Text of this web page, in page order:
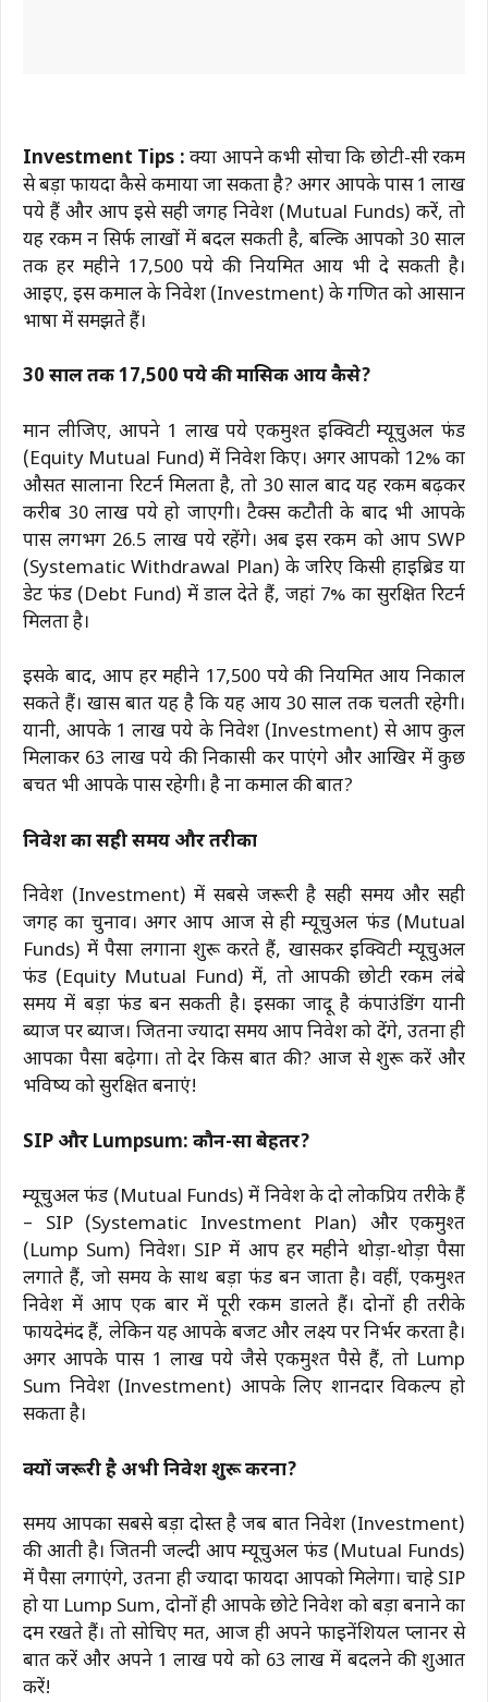
Investment Tips : क्या आपने कभी सोचा कि छोटी-सी रकम
से बड़ा फायदा कैसे कमाया जा सकता है? अगर आपके पास 1 लाख
रुपये हैं और आप इसे सही जगह निवेश (Mutual Funds) करें, तो
यह रकम न सिर्फ लाखों में बदल सकती है, बल्कि आपको 30 साल
तक हर महीने 17,500 रुपये की नियमित आय भी दे सकती है।
आइए, इस कमाल के निवेश (Investment) के गणित को आसान
भाषा में समझते हैं।
30 साल तक 17,500 रुपये की मासिक आय कैसे?
मान लीजिए, आपने 1 लाख रुपये एकमुश्त इक्विटी म्यूचुअल फंड
(Equity Mutual Fund) में निवेश किए। अगर आपको 12% का
औसत सालाना रिटर्न मिलता है, तो 30 साल बाद यह रकम बढ़कर
करीब 30 लाख रुपये हो जाएगी। टैक्स कटौती के बाद भी आपके
पास लगभग 26.5 लाख रुपये रहेंगे। अब इस रकम को आप SWP
(Systematic Withdrawal Plan) के जरिए किसी हाइब्रिड या
डेट फंड (Debt Fund) में डाल देते हैं, जहां 7% का सुरक्षित रिटर्न
मिलता है।
इसके बाद, आप हर महीने 17,500 रुपये की नियमित आय निकाल
सकते हैं। खास बात यह है कि यह आय 30 साल तक चलती रहेगी।
यानी, आपके 1 लाख रुपये के निवेश (Investment) से आप कुल
मिलाकर 63 लाख रुपये की निकासी कर पाएंगे और आखिर में कुछ
बचत भी आपके पास रहेगी। है ना कमाल की बात?
निवेश का सही समय और तरीका
निवेश (Investment) में सबसे जरूरी है सही समय और सही
जगह का चुनाव। अगर आप आज से ही म्यूचुअल फंड (Mutual
Funds) में पैसा लगाना शुरू करते हैं, खासकर इक्विटी म्यूचुअल
फंड (Equity Mutual Fund) में, तो आपकी छोटी रकम लंबे
समय में बड़ा फंड बन सकती है। इसका जादू है कंपाउंडिंग यानी
ब्याज पर ब्याज। जितना ज्यादा समय आप निवेश को देंगे, उतना ही
आपका पैसा बढ़ेगा। तो देर किस बात की? आज से शुरू करें और
भविष्य को सुरक्षित बनाएं!
SIP और Lumpsum: कौन-सा बेहतर?
म्यूचुअल फंड (Mutual Funds) में निवेश के दो लोकप्रिय तरीके हैं
– SIP (Systematic Investment Plan) और एकमुश्त
(Lump Sum) निवेश। SIP में आप हर महीने थोड़ा-थोड़ा पैसा
लगाते हैं, जो समय के साथ बड़ा फंड बन जाता है। वहीं, एकमुश्त
निवेश में आप एक बार में पूरी रकम डालते हैं। दोनों ही तरीके
फायदेमंद हैं, लेकिन यह आपके बजट और लक्ष्य पर निर्भर करता है।
अगर आपके पास 1 लाख रुपये जैसे एकमुश्त पैसे हैं, तो Lump
Sum निवेश (Investment) आपके लिए शानदार विकल्प हो
सकता है।
क्यों जरूरी है अभी निवेश शुरू करना?
समय आपका सबसे बड़ा दोस्त है जब बात निवेश (Investment)
की आती है। जितनी जल्दी आप म्यूचुअल फंड (Mutual Funds)
में पैसा लगाएंगे, उतना ही ज्यादा फायदा आपको मिलेगा। चाहे SIP
हो या Lump Sum, दोनों ही आपके छोटे निवेश को बड़ा बनाने का
दम रखते हैं। तो सोचिए मत, आज ही अपने फाइनेंशियल प्लानर से
बात करें और अपने 1 लाख रुपये को 63 लाख में बदलने की शुरुआत
करें!